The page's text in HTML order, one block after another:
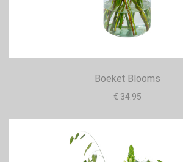
Boeket Blooms
€ 34.95